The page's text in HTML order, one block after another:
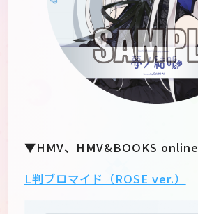
▼HMV、HMV&BOOKS online
L判ブロマイド（ROSE ver.）